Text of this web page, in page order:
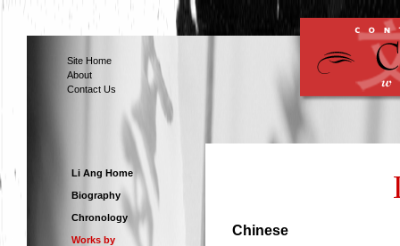
Site Home
About
Contact Us
Li Ang Home
Biography
Chronology
Works by
Chinese